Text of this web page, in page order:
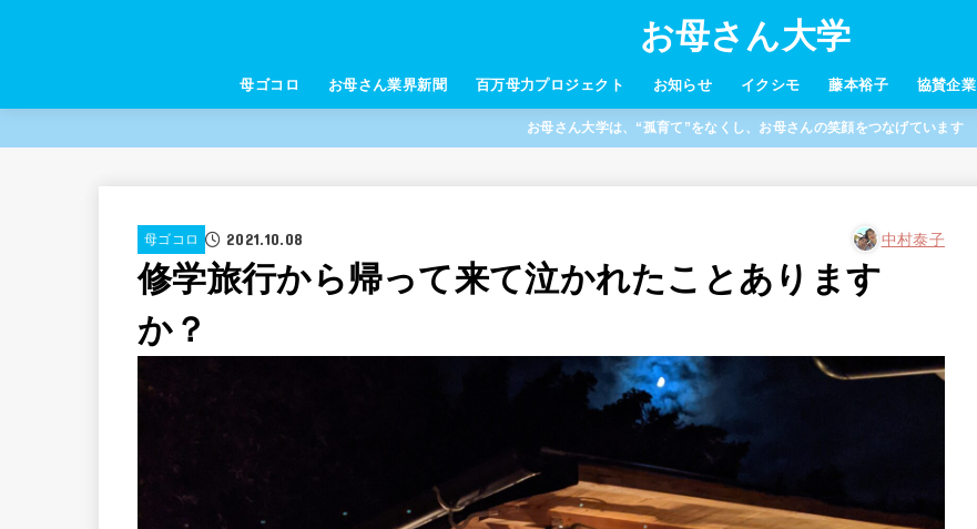
お母さん大学
母ゴコロ お母さん業界新聞 百万母力プロジェクト お知らせ イクシモ 藤本裕子 協賛企業
お母さん大学は、“孤育て”をなくし、お母さんの笑顔をつなげています
母ゴコロ 2021.10.08 中村泰子
修学旅行から帰って来て泣かれたことあります
か？